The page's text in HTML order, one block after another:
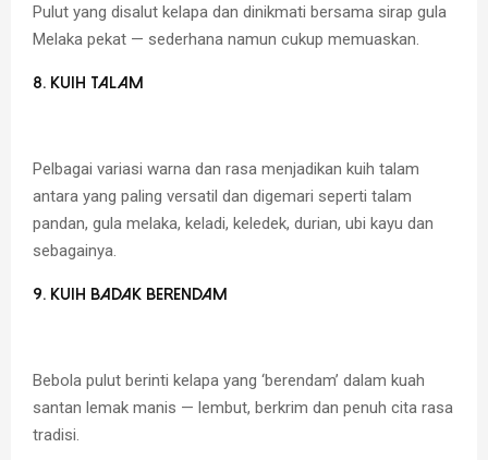
Pulut yang disalut kelapa dan dinikmati bersama sirap gula
Melaka pekat — sederhana namun cukup memuaskan.
8. Kuih Talam
Pelbagai variasi warna dan rasa menjadikan kuih talam
antara yang paling versatil dan digemari seperti talam
pandan, gula melaka, keladi, keledek, durian, ubi kayu dan
sebagainya.
9. Kuih Badak Berendam
Bebola pulut berinti kelapa yang ‘berendam’ dalam kuah
santan lemak manis — lembut, berkrim dan penuh cita rasa
tradisi.